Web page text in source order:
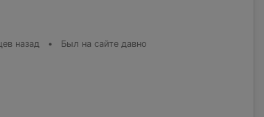
назад • Был на сайте давно